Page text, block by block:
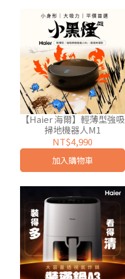
【Haier 海爾】輕薄型強吸
掃地機器人M1
NT$4,990
加入購物車